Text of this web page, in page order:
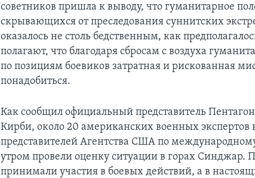
советников пришла к выводу, что гуманитарное
скрывающихся от преследования суннитских
оказалось не столь бедственным, как
полагают, что благодаря сбросам с воздуха
по позициям боевиков затратная и рискованная
понадобиться.
Как сообщил официальный представитель
Кирби, около 20 американских военных экспертов
представителей Агентства США по
утром провели оценку ситуации в горах Синджар.
принимали участия в боевых действий, а в